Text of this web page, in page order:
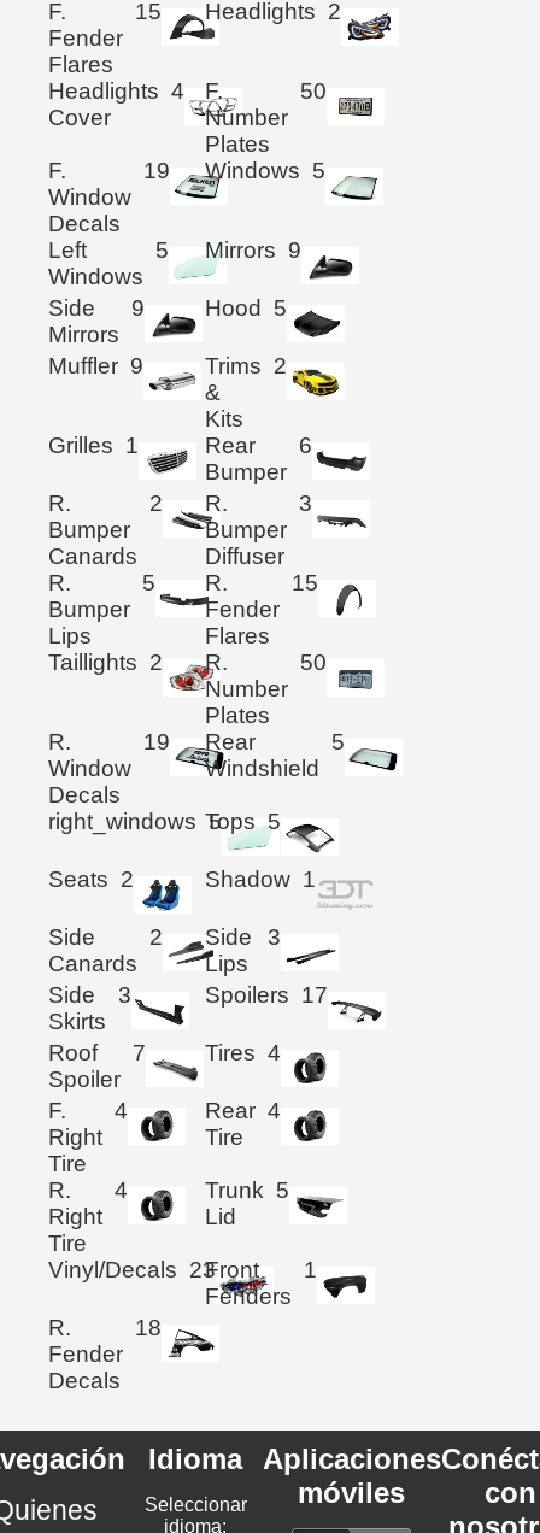
F.
Fender
Flares
15 Headlights 2
Headlights
Cover
4
F.
Number
Plates
50
F.
Window
Decals
19 Windows 5
Left
Windows
5 Mirrors 9
Side
Mirrors
9 Hood 5
Muffler 9
Trims
&
Kits
2
Grilles 1
Rear
Bumper
6
R.
Bumper
Canards
2
R.
Bumper
Diffuser
3
R.
Bumper
Lips
5
R.
Fender
Flares
15
Taillights 2
R.
Number
Plates
50
R.
Window
Decals
19
Rear
Windshield
5
right_windows 5
Tops 5
Seats 2 Shadow 1
Side
Canards
2
Side
Lips
3
Side
Skirts
3 Spoilers 17
Roof
Spoiler
7 Tires 4
F.
Right
Tire
4
Rear
Tire
4
R.
Right
Tire
4
Trunk
Lid
5
Vinyl/Decals 23Front
Fenders
1
R.
Fender
Decals
18
Idioma
Seleccionar
idioma:
Aplicaciones
móviles
con